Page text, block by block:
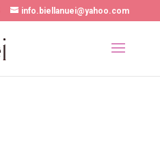
info.biellanuei@yahoo.com